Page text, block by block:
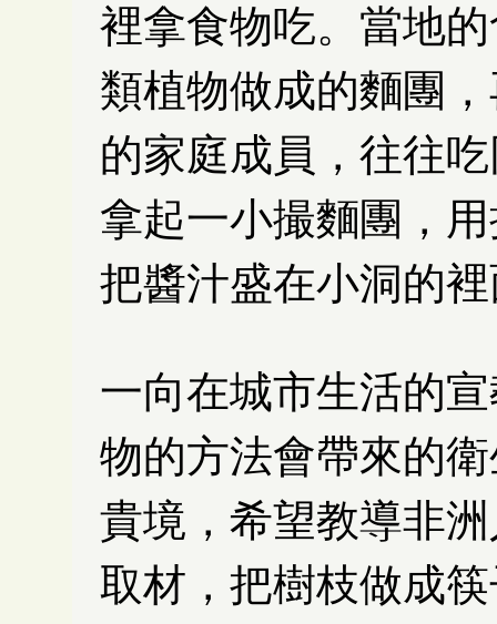
裡拿食物吃。當地
類植物做成的麵團
的家庭成員，往往
拿起一小撮麵團，
把醬汁盛在小洞的
一向在城市生活的
物的方法會帶來的
貴境，希望教導非
取材，把樹枝做成